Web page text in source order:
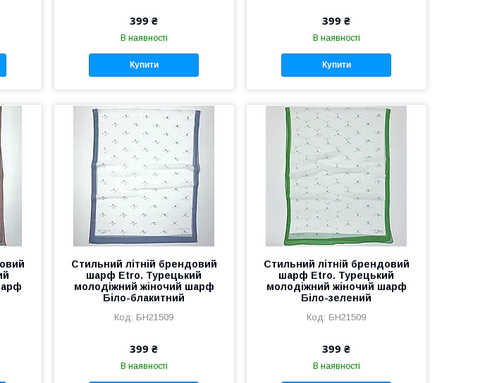
399 ₴
В наявності
Купити
399 ₴
В наявності
Купити
Стильний літній брендовий
шарф Etro. Турецький
молодіжний жіночий шарф
Біло-блакитний
БН21509
399 ₴
В наявності
Стильний літній брендовий
шарф Etro. Турецький
молодіжний жіночий шарф
Біло-зелений
БН21509
399 ₴
В наявності